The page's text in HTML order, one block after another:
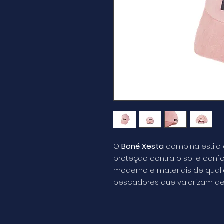
O Boné Xesta combina
proteção contra o sol e
moderno e materiais de
pescadores que valorizam